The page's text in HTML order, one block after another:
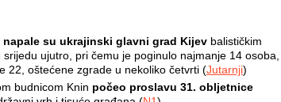
napale su ukrajinski glavni grad Kijev balističkim
srijedu ujutro, pri čemu je poginulo najmanje 14 osoba,
22, oštećene zgrade u nekoliko četvrti (Jutarnji)
budnicom Knin počeo proslavu 31. obljetnice